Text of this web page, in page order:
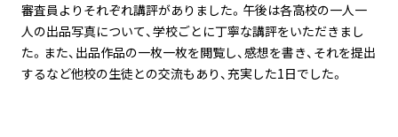
審査員よりそれぞれ講評がありました。午後は各高校の一人一
人の出品写真について、学校ごとに丁寧な講評をいただきまし
た。また、出品作品の一枚一枚を閲覧し、感想を書き、それを提出
するなど他校の生徒との交流もあり、充実した1日でした。